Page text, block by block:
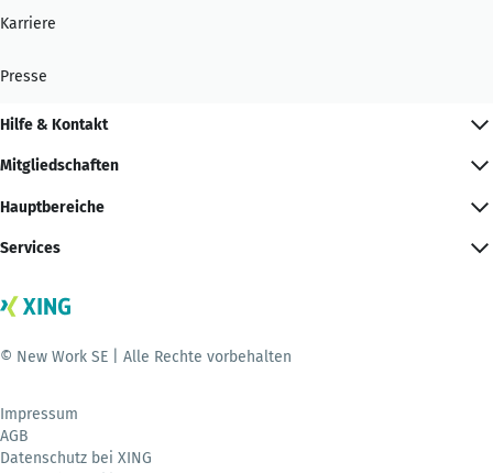
Karriere
Presse
Hilfe & Kontakt
Mitgliedschaften
Hauptbereiche
Services
© New Work SE | Alle Rechte vorbehalten
Impressum
AGB
Datenschutz bei XING